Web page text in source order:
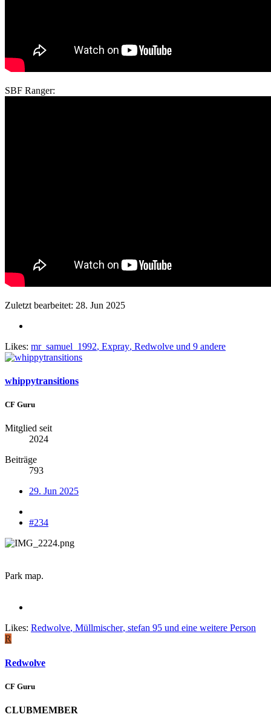
SBF Ranger:
Zuletzt bearbeitet: 28. Jun 2025
Likes: mr_samuel_1992, Expray, Redwolve und 9 andere
whippytransitions
CF Guru
Mitglied seit
2024
Beiträge
793
29. Jun 2025
#234
Park map.
Likes: Redwolve, Müllmischer, stefan 95 und eine weitere Person
R
Redwolve
CF Guru
CLUBMEMBER